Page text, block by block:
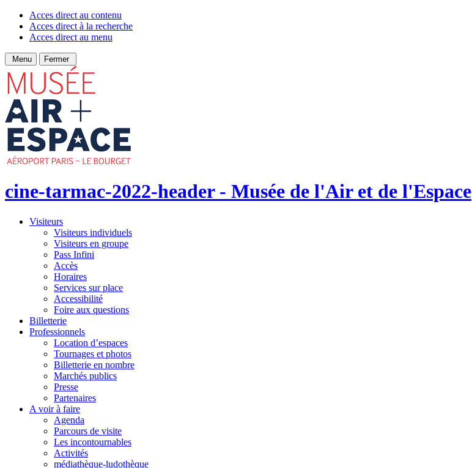
Acces direct au contenu
Acces direct à la recherche
Acces direct au menu
Menu Fermer
cine-tarmac-2022-header - Musée de l'Air et de l'Espace
Visiteurs
Visiteurs individuels
Visiteurs en groupe
Pass Infini
Accès
Horaires
Services sur place
Accessibilité
Foire aux questions
Billetterie
Professionnels
Location d’espaces
Tournages et photos
Billetterie en nombre
Marchés publics
Presse
Partenaires
A voir à faire
Agenda
Parcours de visite
Les incontournables
Activités
médiathèque-ludothèque